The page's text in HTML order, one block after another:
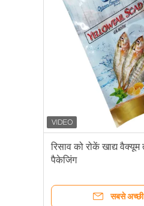
रिसाव को रोकें खाद्य वैक्यूम
पैकेजिंग
सबसे